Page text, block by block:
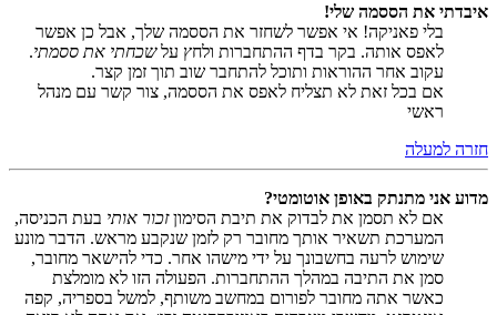
איבדתי את הססמה שלי!
בלי פאניקה! אי אפשר לשחזר את הססמה שלך, אבל כן אפשר
לאפס אותה. בקר בדף ההתחברות ולחץ עלשכחתי את ססמתי.
עקוב אחר ההוראות ותוכל להתחבר שוב תוך זמן קצר.
אם בכל זאת לא תצליח לאפס את הססמה, צור קשר עם מנהל
ראשי
חזרה למעלה
מדוע אני מתנתק באופן אוטומטי?
אם לא תסמן את לבדוק את תיבת הסימוןזכור אותי בעת הכניסה,
המערכת תשאיר אותך מחובר רק לזמן שנקבע מראש. הדבר מונע
שימוש לרעה בחשבונך על ידי מישהו אחר. כדי להישאר מחובר,
סמן את התיבה במהלך ההתחברות. הפעולה הזו לא מומלצת
כאשר אתה מחובר לפורום במחשב משותף, למשל בספריה, קפה